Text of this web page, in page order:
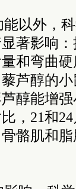
能以外，
著影响
和弯曲
芦醇的
醇能增
，21和
骼肌和